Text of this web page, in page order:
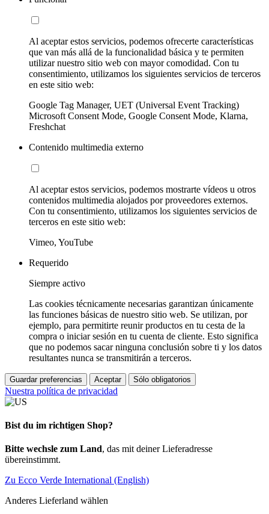
Al aceptar estos servicios, podemos ofrecerte características
que van más allá de la funcionalidad básica y te permiten
utilizar nuestro sitio web con mayor comodidad. Con tu
consentimiento, utilizamos los siguientes servicios de terceros
en este sitio web:
Google Tag Manager, UET (Universal Event Tracking)
Microsoft Consent Mode, Google Consent Mode, Klarna,
Freshchat
Contenido multimedia externo
Al aceptar estos servicios, podemos mostrarte vídeos u otros
contenidos multimedia alojados por proveedores externos.
Con tu consentimiento, utilizamos los siguientes servicios de
terceros en este sitio web:
Vimeo, YouTube
Requerido
Siempre activo
Las cookies técnicamente necesarias garantizan únicamente
las funciones básicas de nuestro sitio web. Se utilizan, por
ejemplo, para permitirte reunir productos en tu cesta de la
compra o iniciar sesión en tu cuenta de cliente. Esto significa
que no podemos sacar ninguna conclusión sobre ti y los datos
resultantes nunca se transmitirán a terceros.
Guardar preferencias Aceptar Sólo obligatorios
Nuestra política de privacidad
Bist du im richtigen Shop?
Bitte wechsle zum Land, das mit deiner Lieferadresse
übereinstimmt.
Zu Ecco Verde International (English)
Anderes Lieferland wählen